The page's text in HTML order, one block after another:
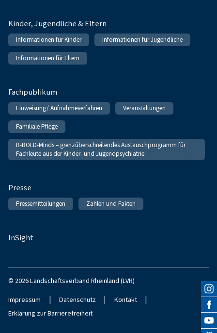
Kinder, Jugendliche & Eltern
Informationen für Kinder Informationen für Jugendliche
Informationen für Eltern
Fachpublikum
Einweisung/ Aufnahmeverfahren Veranstaltungen
Familiale Pflege
B-BOLD-Minds – grenzüberschreitendes Austauschprogramm für
Fachleute aus der Kinder- und Jugendpsychiatrie
Presse
Pressemitteilungen Zahlen und Fakten
InSight
© 2026 Landschaftsverband Rheinland (LVR)
Impressum | Datenschutz | Kontakt |
Erklärung zur Barrierefreiheit